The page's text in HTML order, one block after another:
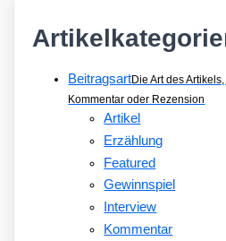
BeitragsartDie Art des
Kommentar oder Rezension
Artikel
Erzählung
Featured
Gewinnspiel
Interview
Kommentar